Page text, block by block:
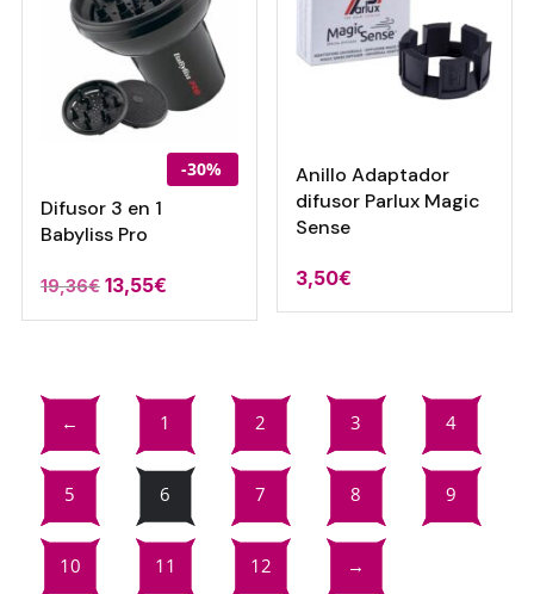
-30%
Difusor 3 en 1
Babyliss Pro
19,36€ El
precio
19,36€.
13,55€El
precio
13,55€.
Anillo Adaptador
difusor Parlux Magic
Sense
3,50€
← 1 2 3 4
5 6 7 8 9
10 11 12 →